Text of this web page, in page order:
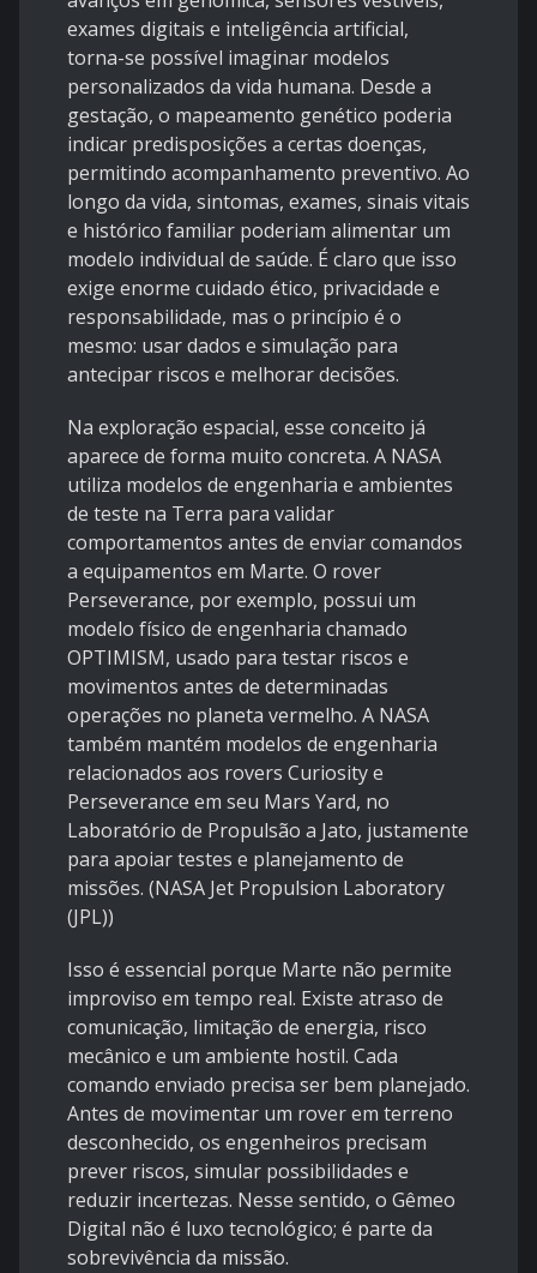
exames digitais e inteligência artificial,
torna-se possível imaginar modelos
personalizados da vida humana. Desde a
gestação, o mapeamento genético poderia
indicar predisposições a certas doenças,
permitindo acompanhamento preventivo. Ao
longo da vida, sintomas, exames, sinais vitais
e histórico familiar poderiam alimentar um
modelo individual de saúde. É claro que isso
exige enorme cuidado ético, privacidade e
responsabilidade, mas o princípio é o
mesmo: usar dados e simulação para
antecipar riscos e melhorar decisões.
Na exploração espacial, esse conceito já
aparece de forma muito concreta. A NASA
utiliza modelos de engenharia e ambientes
de teste na Terra para validar
comportamentos antes de enviar comandos
a equipamentos em Marte. O rover
Perseverance, por exemplo, possui um
modelo físico de engenharia chamado
OPTIMISM, usado para testar riscos e
movimentos antes de determinadas
operações no planeta vermelho. A NASA
também mantém modelos de engenharia
relacionados aos rovers Curiosity e
Perseverance em seu Mars Yard, no
Laboratório de Propulsão a Jato, justamente
para apoiar testes e planejamento de
missões. (NASA Jet Propulsion Laboratory
(JPL))
Isso é essencial porque Marte não permite
improviso em tempo real. Existe atraso de
comunicação, limitação de energia, risco
mecânico e um ambiente hostil. Cada
comando enviado precisa ser bem planejado.
Antes de movimentar um rover em terreno
desconhecido, os engenheiros precisam
prever riscos, simular possibilidades e
reduzir incertezas. Nesse sentido, o Gêmeo
Digital não é luxo tecnológico; é parte da
sobrevivência da missão.